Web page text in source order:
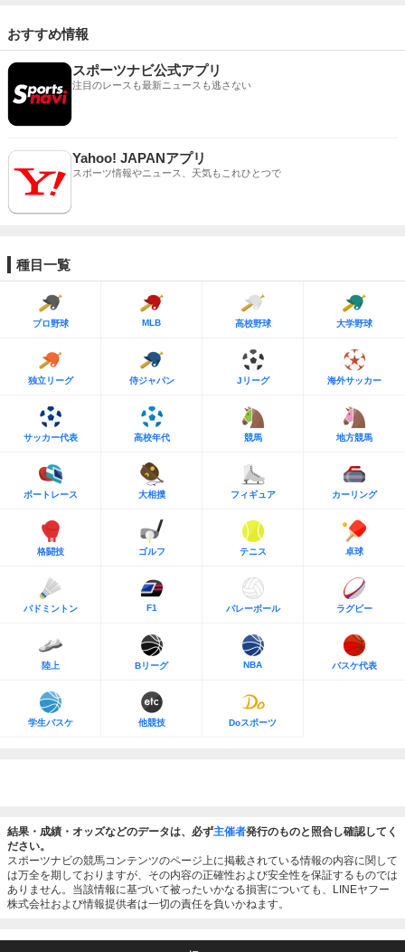
おすすめ情報
スポーツナビ公式アプリ
注目のレースも最新ニュースも逃さない
Yahoo! JAPANアプリ
スポーツ情報やニュース、天気もこれひとつで
種目一覧
プロ野球 MLB 高校野球 大学野球
独立リーグ 侍ジャパン Jリーグ 海外サッカー
サッカー代表 高校年代 競馬 地方競馬
ボートレース 大相撲 フィギュア カーリング
格闘技 ゴルフ テニス 卓球
バドミントン F1 バレーボール ラグビー
陸上 Bリーグ NBA バスケ代表
学生バスケ 他競技 Doスポーツ
結果・成績・オッズなどのデータは、必ず主催者発行のものと照合し確認してく
ださい。
スポーツナビの競馬コンテンツのページ上に掲載されている情報の内容に関して
は万全を期しておりますが、その内容の正確性および安全性を保証するものでは
ありません。当該情報に基づいて被ったいかなる損害についても、LINEヤフー
株式会社および情報提供者は一切の責任を負いかねます。